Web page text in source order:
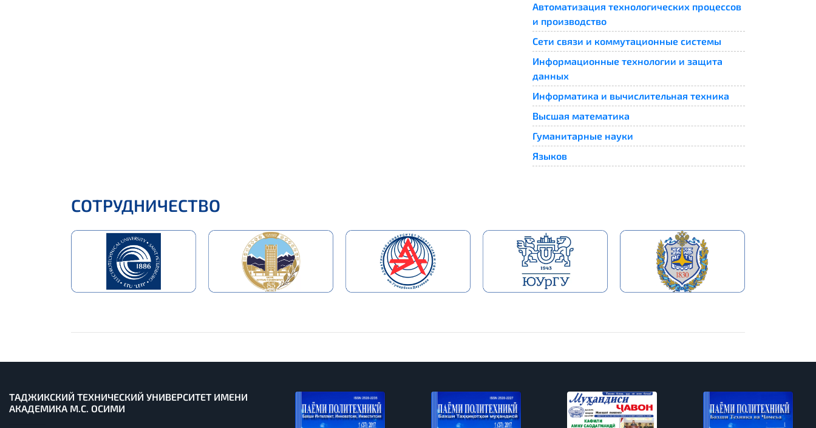
Автоматизация технологических процессов
и производство
Сети связи и коммутационные системы
Информационные технологии и защита
данных
Информатика и вычислительная техника
Высшая математика
Гуманитарные науки
Языков
СОТРУДНИЧЕСТВО
ТАДЖИКСКИЙ ТЕХНИЧЕСКИЙ УНИВЕРСИТЕТ ИМЕНИ
АКАДЕМИКА М.С. ОСИМИ